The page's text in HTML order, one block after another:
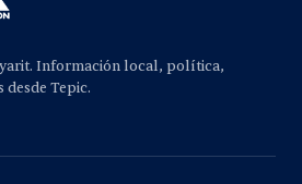
Información local, política,
Tepic.